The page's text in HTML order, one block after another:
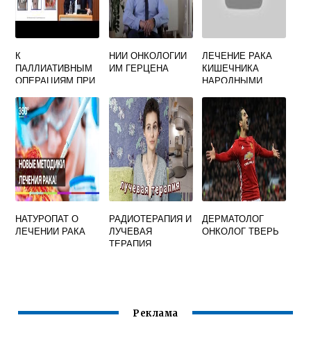
К
ПАЛЛИАТИВНЫМ
ОПЕРАЦИЯМ ПРИ
ОТНОСЯТСЯ
НИИ ОНКОЛОГИИ
ИМ ГЕРЦЕНА
ЛЕЧЕНИЕ РАКА
КИШЕЧНИКА
НАРОДНЫМИ
НАТУРОПАТ О
ЛЕЧЕНИИ РАКА
РАДИОТЕРАПИЯ И
ЛУЧЕВАЯ
ТЕРАПИЯ
ДЕРМАТОЛОГ
ОНКОЛОГ ТВЕРЬ
Реклама